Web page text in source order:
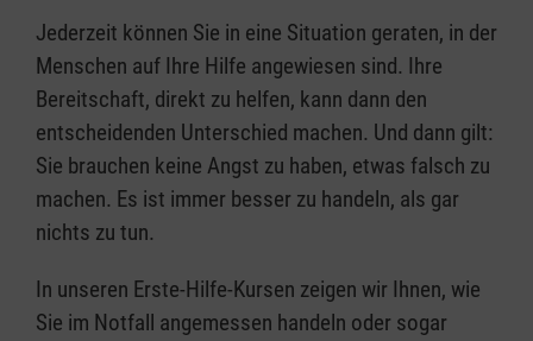
Jederzeit können Sie in eine Situation geraten, in der
Menschen auf Ihre Hilfe angewiesen sind. Ihre
Bereitschaft, direkt zu helfen, kann dann den
entscheidenden Unterschied machen. Und dann gilt:
Sie brauchen keine Angst zu haben, etwas falsch zu
machen. Es ist immer besser zu handeln, als gar
nichts zu tun.
In unseren Erste-Hilfe-Kursen zeigen wir Ihnen, wie
Sie im Notfall angemessen handeln oder sogar